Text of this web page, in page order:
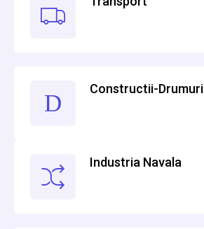
Constructii-Drumuri
Industria Navala